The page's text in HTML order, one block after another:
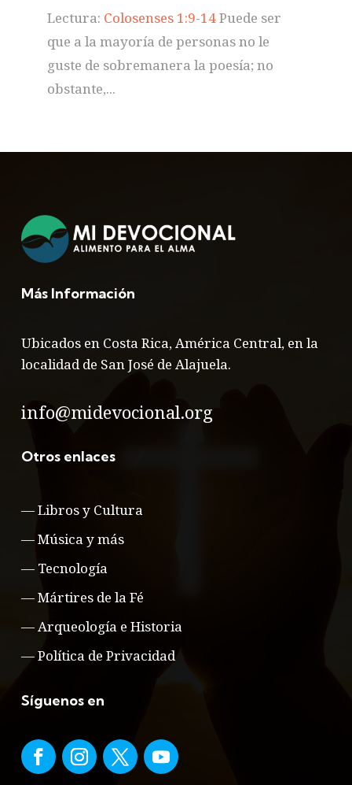
Lectura: Colosenses 1:9-14Puede ser
que a la mayoría de personas no le
guste de sobremanera la poesía; no
obstante,...
Más Información
Ubicados en Costa Rica, América Central, en la
localidad de San José de Alajuela.
info@midevocional.org
Otros enlaces
—Libros y Cultura
—Música y más
— Tecnología
—Mártires de la Fé
—Arqueología e Historia
—Política de Privacidad
Síguenos en